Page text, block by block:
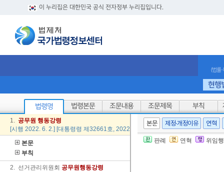
이 누리집은 대한민국 공식 전자정부 누리집입니다.
(법률
현행
법령명 법령본문 조문내용 조문제목 부칙
1. 공무원 행동강령
[시행 2022. 6. 2.] [대통령령 제32661호, 2022. 6. 2., 일부개정]
본문
부칙
2. 선거관리위원회 공무원행동강령
본문 제정·개정이유 연혁
판례 연혁 위임